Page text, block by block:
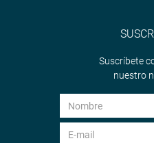
Suscríbete
nuestro